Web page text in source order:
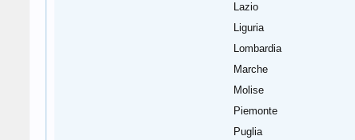
Lazio
Liguria
Lombardia
Marche
Molise
Piemonte
Puglia